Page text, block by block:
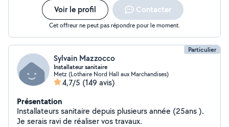
Voir le profil Contacter
Cet offreur ne peut pas répondre pour le moment.
Particulier
Sylvain Mazzocco
Installateur sanitaire
Metz (Lothaire Nord Hall aux Marchandises)
4,7/5 (149 avis)
Présentation
Installateurs sanitaire depuis plusieurs année (25ans ).
Je serais ravi de réaliser vos travaux.